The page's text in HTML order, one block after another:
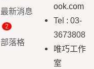
最新消息
部落格
ook.com
Tel : 03-
3673808
唯巧工作
室